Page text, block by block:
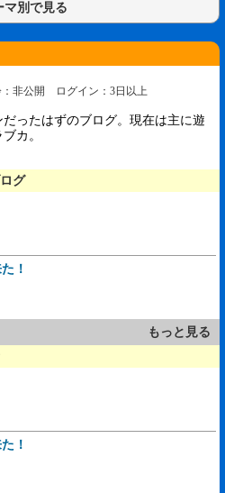
マ別で見る
非公開 ログイン：3日以上
ったはずのブログ。現在は主に遊
カ。
グ
！
もっと見る
！